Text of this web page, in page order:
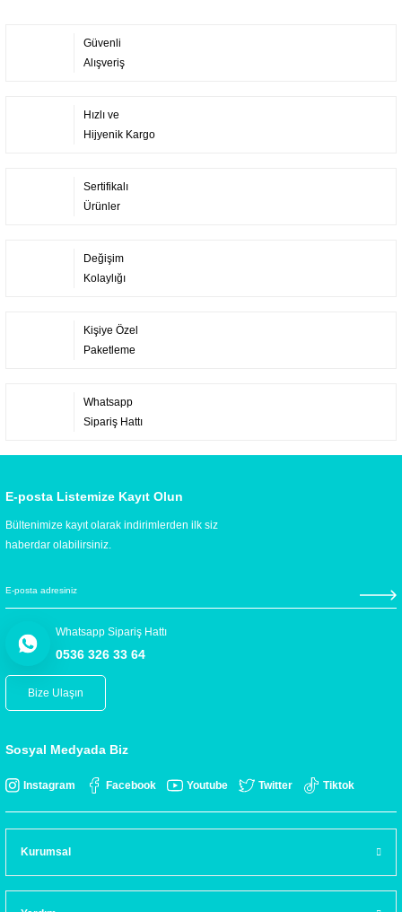
Güvenli
Alışveriş
Hızlı ve
Hijyenik Kargo
Sertifikalı
Ürünler
Değişim
Kolaylığı
Kişiye Özel
Paketleme
Whatsapp
Sipariş Hattı
E-posta Listemize Kayıt Olun
Bültenimize kayıt olarak indirimlerden ilk siz
haberdar olabilirsiniz.
Whatsapp Sipariş Hattı
0536 326 33 64
Bize Ulaşın
Sosyal Medyada Biz
Instagram Facebook Youtube Twitter Tiktok
Kurumsal